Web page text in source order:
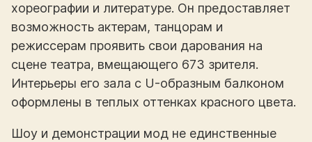
хореографии и литературе. Он предоставляет
возможность актерам, танцорам и
режиссерам проявить свои дарования на
сцене театра, вмещающего 673 зрителя.
Интерьеры его зала с U-образным балконом
оформлены в теплых оттенках красного цвета.
Шоу и демонстрации мод не единственные